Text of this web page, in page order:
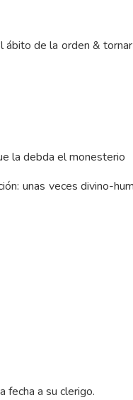
ábito de la orden &
la debda el monesterio
unas veces divino-
fecha a su clerigo.